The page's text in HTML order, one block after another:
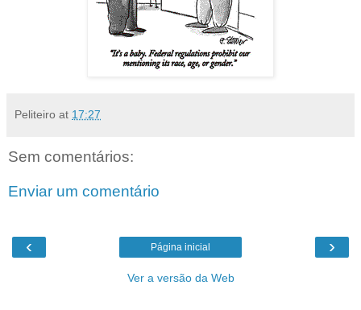
Peliteiro at 17:27
Sem comentários:
Enviar um comentário
‹ ›
Página inicial
Ver a versão da Web